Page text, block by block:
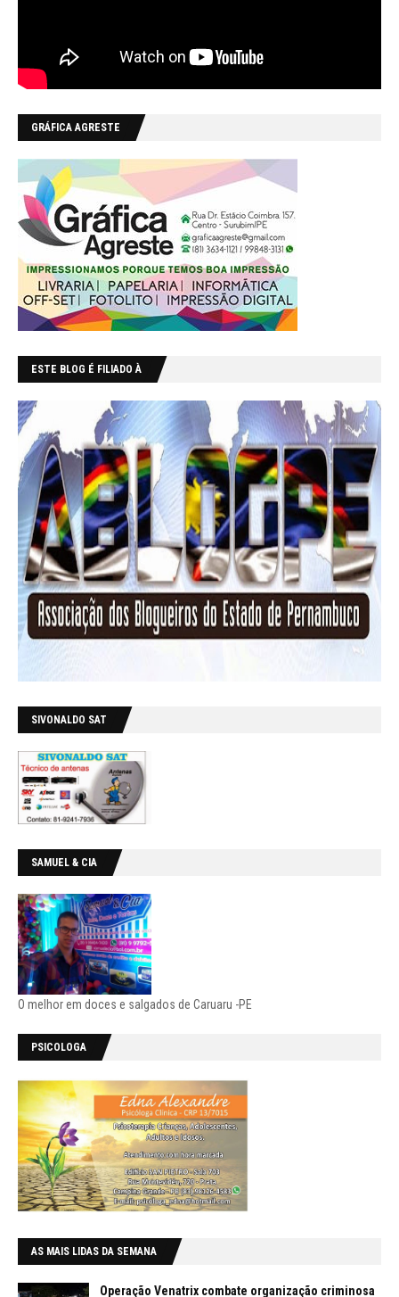
GRÁFICA AGRESTE
ESTE BLOG É FILIADO À
SIVONALDO SAT
SAMUEL & CIA
O melhor em doces e salgados de Caruaru -PE
PSICOLOGA
AS MAIS LIDAS DA SEMANA
Operação Venatrix combate organização criminosa